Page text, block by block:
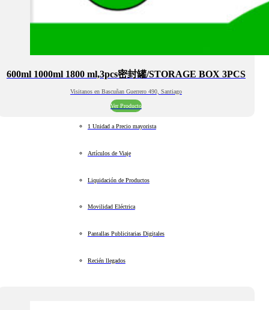
600ml 1000ml 1800 ml,3pcs密封罐/STORAGE BOX 3PCS
Visitanos en Bascuñan Guerrero 490, Santiago
Ver Producto
1 Unidad a Precio mayorista
Artículos de Viaje
Liquidación de Productos
Movilidad Eléctrica
Pantallas Publicitarias Digitales
Recién llegados